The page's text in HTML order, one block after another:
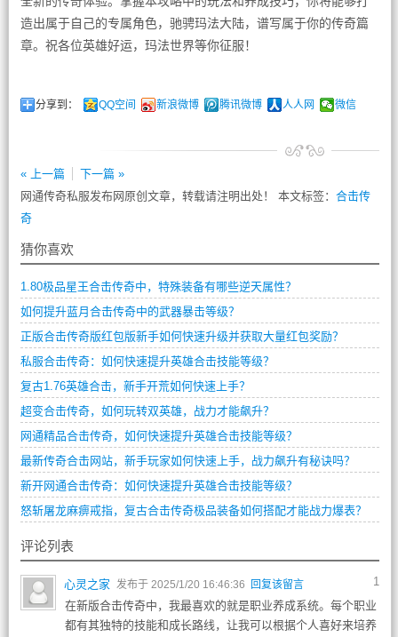
造出属于自己的专属角色，驰骋玛法大陆，谱写属于你的传奇篇
章。祝各位英雄好运，玛法世界等你征服！
分享到： QQ空间 新浪微博 腾讯微博 人人网 微信
« 上一篇
下一篇 »
网通传奇私服发布网原创文章，转载请注明出处！ 本文标签： 合击传
奇
猜你喜欢
1.80极品星王合击传奇中，特殊装备有哪些逆天属性？
如何提升蓝月合击传奇中的武器暴击等级？
正版合击传奇版红包版新手如何快速升级并获取大量红包奖励？
私服合击传奇：如何快速提升英雄合击技能等级？
复古1.76英雄合击，新手开荒如何快速上手？
超变合击传奇，如何玩转双英雄，战力才能飙升？
网通精品合击传奇，如何快速提升英雄合击技能等级？
最新传奇合击网站，新手玩家如何快速上手，战力飙升有秘诀吗？
新开网通合击传奇：如何快速提升英雄合击技能等级？
怒斩屠龙麻痹戒指，复古合击传奇极品装备如何搭配才能战力爆表？
评论列表
1
心灵之家 发布于 2025/1/20 16:46:36 回复该留言
在新版合击传奇中，我最喜欢的就是职业养成系统。每个职业
都有其独特的技能和成长路线，让我可以根据个人喜好来培养